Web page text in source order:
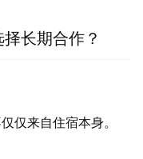
长期合作？
仅来自住宿本身。